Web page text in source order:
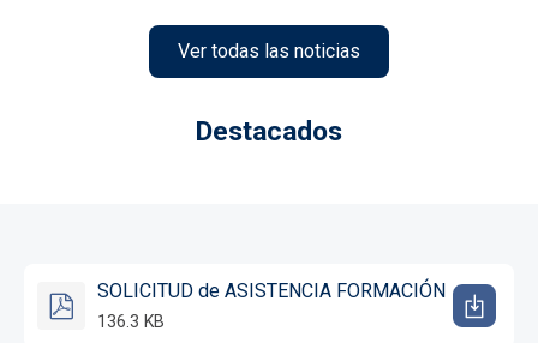
Ver todas las noticias
Destacados
SOLICITUD de ASISTENCIA FORMACIÓN
136.3 KB